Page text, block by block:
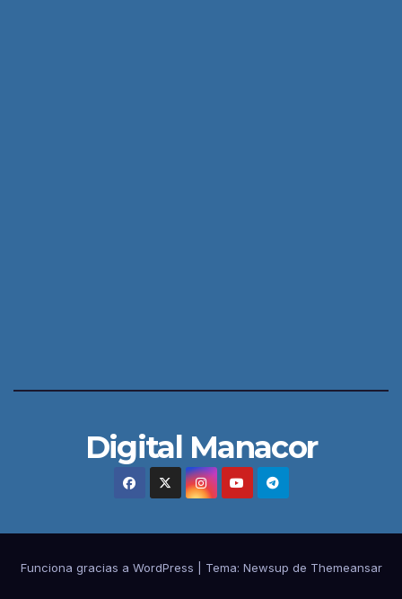
Digital Manacor
Funciona gracias a WordPress Tema: Newsup de Themeansar